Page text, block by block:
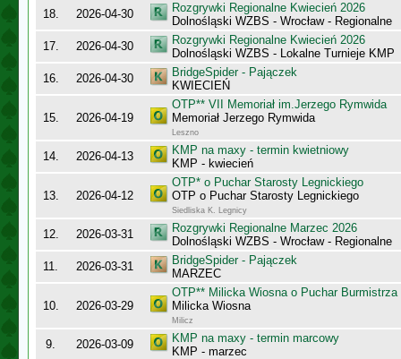
18. 2026-04-30
Rozgrywki Regionalne Kwiecień 2026
Dolnośląski WZBS - Wrocław - Regionalne
17.
2026-04-30
Rozgrywki Regionalne Kwiecień 2026
Dolnośląski WZBS - Lokalne Turnieje KMP
16.
2026-04-30
BridgeSpider - Pajączek
KWIECIEŃ
15. 2026-04-19
OTP** VII Memoriał im.Jerzego Rymwida
Memoriał Jerzego Rymwida
Leszno
14. 2026-04-13
KMP na maxy - termin kwietniowy
KMP - kwiecień
13. 2026-04-12
OTP* o Puchar Starosty Legnickiego
OTP o Puchar Starosty Legnickiego
Siedliska K. Legnicy
12. 2026-03-31
Rozgrywki Regionalne Marzec 2026
Dolnośląski WZBS - Wrocław - Regionalne
11.
2026-03-31
BridgeSpider - Pajączek
MARZEC
10. 2026-03-29
OTP** Milicka Wiosna o Puchar
Milicka Wiosna
Milicz
9. 2026-03-09
KMP na maxy - termin marcowy
KMP - marzec